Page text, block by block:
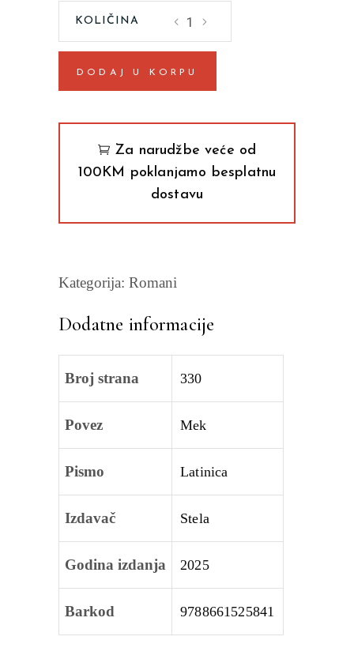
quantity
DODAJ U KORPU
Za narudžbe veće od
100KM poklanjamo besplatnu
dostavu
Kategorija: Romani
Dodatne informacije
Broj strana 330
Povez Mek
Pismo Latinica
Izdavač Stela
Godina izdanja 2025
Barkod 9788661525841